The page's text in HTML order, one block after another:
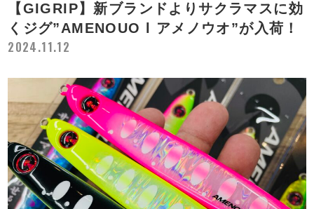
【GIGRIP】新ブランドよりサクラマスに効
くジグ”AMENOUO l アメノウオ”が入荷！
2024.11.12